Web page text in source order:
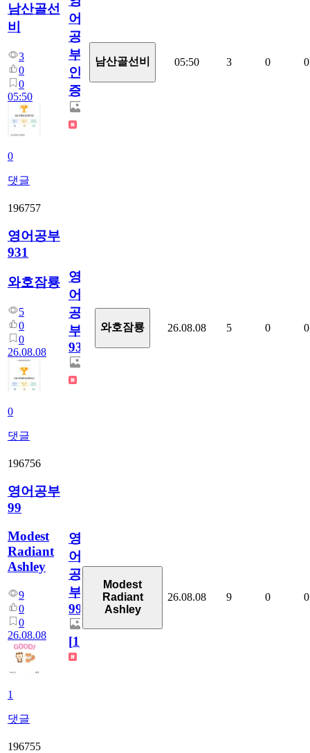
남산골선
비
3
0
0
05:50
0
댓글
어
공
부
인
증
남산골선비 05:50 3 0 0
196757
영어공부
931
와호잠룡
5
0
0
26.08.08
0
댓글
영
어
공
부
931
와호잠룡 26.08.08 5 0 0
196756
영어공부
99
Modest
Radiant
Ashley
9
0
0
26.08.08
1
댓글
영
어
공
부
99
[1]
Modest
Radiant
Ashley
26.08.08 9 0 0
196755